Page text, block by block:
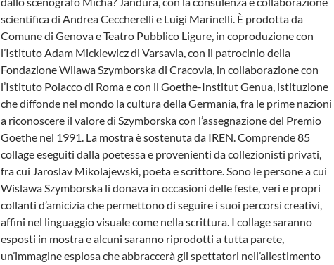
scientifica di Andrea Ceccherelli e Luigi Marinelli. È prodotta da
Comune di Genova e Teatro Pubblico Ligure, in coproduzione con
l’Istituto Adam Mickiewicz di Varsavia, con il patrocinio della
Fondazione Wilawa Szymborska di Cracovia, in collaborazione con
l’Istituto Polacco di Roma e con il Goethe-Institut Genua, istituzione
che diffonde nel mondo la cultura della Germania, fra le prime nazioni
a riconoscere il valore di Szymborska con l’assegnazione del Premio
Goethe nel 1991. La mostra è sostenuta da IREN. Comprende 85
collage eseguiti dalla poetessa e provenienti da collezionisti privati,
fra cui Jaroslav Mikolajewski, poeta e scrittore. Sono le persone a cui
Wislawa Szymborska li donava in occasioni delle feste, veri e propri
collanti d’amicizia che permettono di seguire i suoi percorsi creativi,
affini nel linguaggio visuale come nella scrittura. I collage saranno
esposti in mostra e alcuni saranno riprodotti a tutta parete,
un’immagine esplosa che abbraccerà gli spettatori nell’allestimento